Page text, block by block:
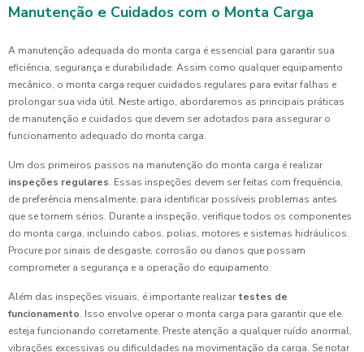
Manutenção e Cuidados com o Monta Carga
A manutenção adequada do monta carga é essencial para garantir sua
eficiência, segurança e durabilidade. Assim como qualquer equipamento
mecânico, o monta carga requer cuidados regulares para evitar falhas e
prolongar sua vida útil. Neste artigo, abordaremos as principais práticas
de manutenção e cuidados que devem ser adotados para assegurar o
funcionamento adequado do monta carga.
Um dos primeiros passos na manutenção do monta carga é realizar
inspeções regulares. Essas inspeções devem ser feitas com frequência,
de preferência mensalmente, para identificar possíveis problemas antes
que se tornem sérios. Durante a inspeção, verifique todos os componentes
do monta carga, incluindo cabos, polias, motores e sistemas hidráulicos.
Procure por sinais de desgaste, corrosão ou danos que possam
comprometer a segurança e a operação do equipamento.
Além das inspeções visuais, é importante realizar testes de
funcionamento. Isso envolve operar o monta carga para garantir que ele
esteja funcionando corretamente. Preste atenção a qualquer ruído anormal,
vibrações excessivas ou dificuldades na movimentação da carga. Se notar